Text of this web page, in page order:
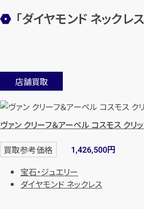
「ダイヤモンド ネック
店舗買取
ヴァン クリーフ＆アーペル コスモス クリ
買取参考価格 1,426,500円
宝石・ジュエリー
ダイヤモンド ネックレス